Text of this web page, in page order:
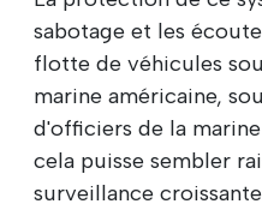
sabotage et les
flotte de véhicules
marine américaine,
d'officiers de la
cela puisse sembler
surveillance